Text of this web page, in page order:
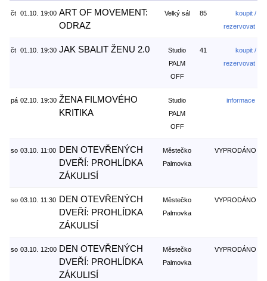
čt 01.10. 19:00 ART OF MOVEMENT:
ODRAZ
Velký sál 85
koupit /
rezervovat
čt 01.10. 19:30 JAK SBALIT ŽENU 2.0
Studio
PALM
OFF
41
koupit /
rezervovat
pá 02.10. 19:30 ŽENA FILMOVÉHO
KRITIKA
Studio
PALM
OFF
informace
so 03.10. 11:00 DEN OTEVŘENÝCH
DVEŘÍ: PROHLÍDKA
ZÁKULISÍ
Městečko
Palmovka
VYPRODÁNO
so 03.10. 11:30 DEN OTEVŘENÝCH
DVEŘÍ: PROHLÍDKA
ZÁKULISÍ
Městečko
Palmovka
VYPRODÁNO
so 03.10. 12:00 DEN OTEVŘENÝCH
DVEŘÍ: PROHLÍDKA
ZÁKULISÍ
Městečko
Palmovka
VYPRODÁNO